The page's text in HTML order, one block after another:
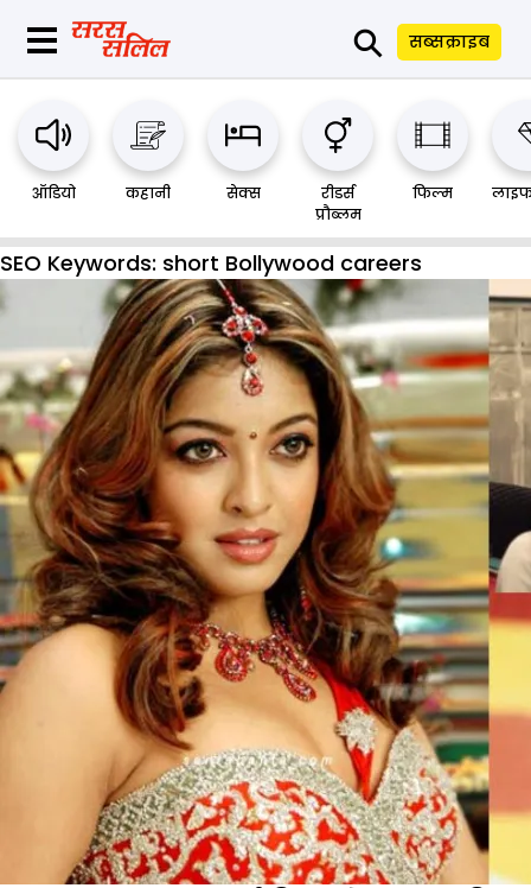
⚲ सब्सक्राइब
ऑडियो कहानी सेक्स
रीडर्स
प्रौब्लम
फिल्म
SEO Keywords: short Bollywood careers